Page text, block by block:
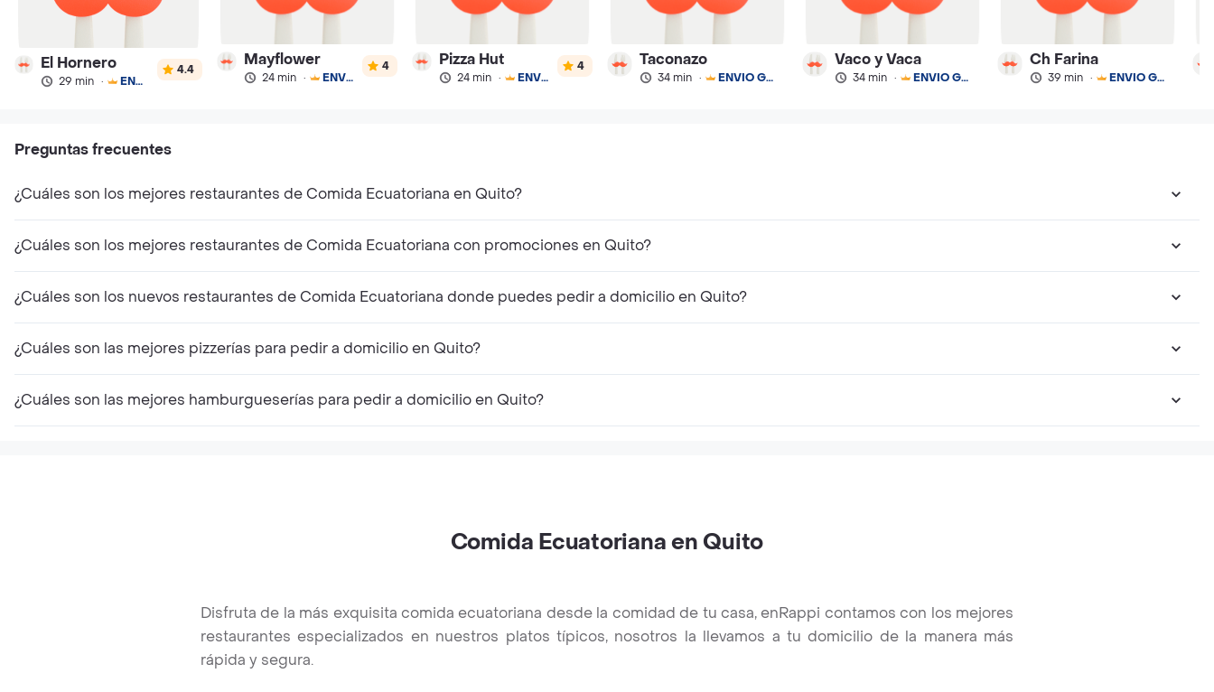
El Hornero
29 min · ENVÍO GRATIS
4.4
Mayflower
24 min · ENVÍO GRATIS
4 Pizza Hut
24 min · ENVÍO GRATIS
4 Taconazo
34 min · ENVÍO GRATIS
Vaco y Vaca
34 min · ENVÍO GRATIS
Ch Farina
39 min · ENVÍO GRATIS
Preguntas frecuentes
¿Cuáles son los mejores restaurantes de Comida Ecuatoriana en Quito?
¿Cuáles son los mejores restaurantes de Comida Ecuatoriana con promociones en Quito?
¿Cuáles son los nuevos restaurantes de Comida Ecuatoriana donde puedes pedir a domicilio en Quito?
¿Cuáles son las mejores pizzerías para pedir a domicilio en Quito?
¿Cuáles son las mejores hamburgueserías para pedir a domicilio en Quito?
Comida Ecuatoriana en Quito
Disfruta de la más exquisita comida ecuatoriana desde la comidad de tu casa, enRappi contamos con los mejores
restaurantes especializados en nuestros platos típicos, nosotros la llevamos a tu domicilio de la manera más
rápida y segura.